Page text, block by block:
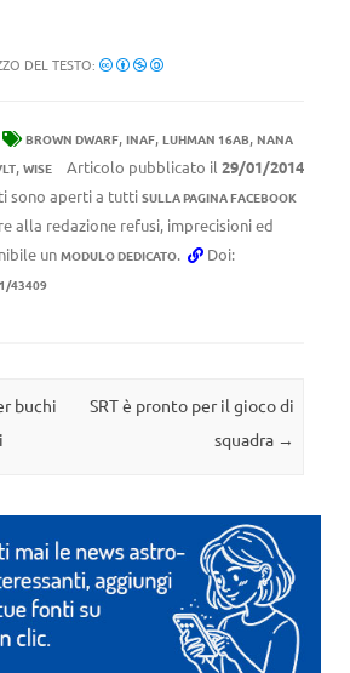
DEL TESTO:
BROWN DWARF, INAF, LUHMAN 16AB, NANA
, WISE Articolo pubblicato il 29/01/2014
sono aperti a tutti SULLA PAGINA FACEBOOK
alla redazione refusi, imprecisioni ed
un MODULO DEDICATO. Doi:
43409
buchi
SRT è pronto per il gioco di
squadra →